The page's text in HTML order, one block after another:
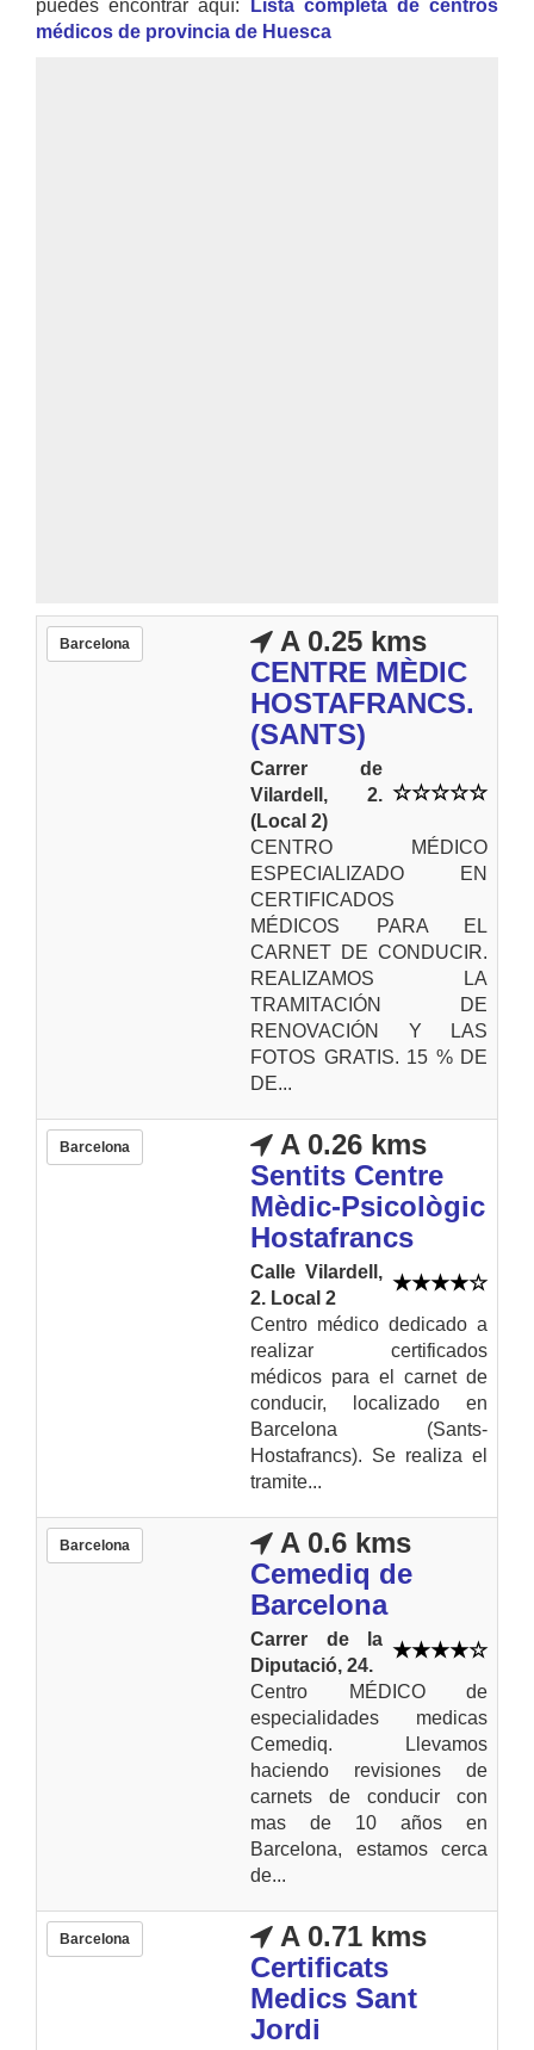
puedes encontrar aquí:
Lista completa de centros
médicos de provincia de Huesca
Barcelona
A 0.25 kms
CENTRE MÈDIC
HOSTAFRANCS.
(SANTS)
Carrer de
Vilardell, 2.
(Local 2)
CENTRO MÉDICO
ESPECIALIZADO EN
CERTIFICADOS
MÉDICOS PARA EL
CARNET DE CONDUCIR.
REALIZAMOS LA
TRAMITACIÓN DE
RENOVACIÓN Y LAS
FOTOS GRATIS. 15 % DE
DE...
Barcelona
A 0.26 kms
Sentits Centre
Mèdic-Psicològic
Hostafrancs
Calle Vilardell,
2. Local 2
Centro médico dedicado a
realizar certificados
médicos para el carnet de
conducir, localizado en
Barcelona (Sants-
Hostafrancs). Se realiza el
tramite...
Barcelona
A 0.6 kms
Cemediq de
Barcelona
Carrer de la
Diputació, 24.
Centro MÉDICO de
especialidades medicas
Cemediq. Llevamos
haciendo revisiones de
carnets de conducir con
mas de 10 años en
Barcelona, estamos cerca
de...
Barcelona
A 0.71 kms
Certificats
Medics Sant
Jordi